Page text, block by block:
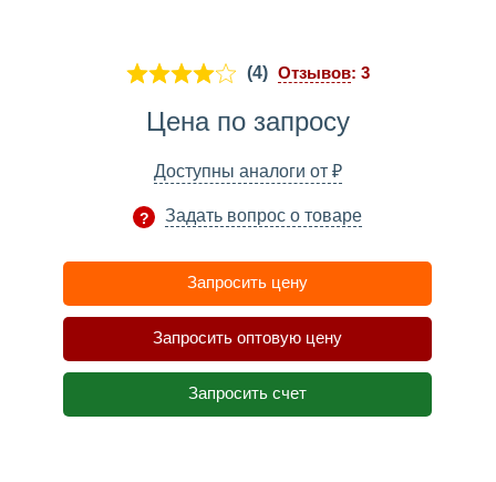
(4) Отзывов: 3
Цена по запросу
Доступны аналоги от ₽
Задать вопрос о товаре
Запросить цену
Запросить оптовую цену
Запросить счет